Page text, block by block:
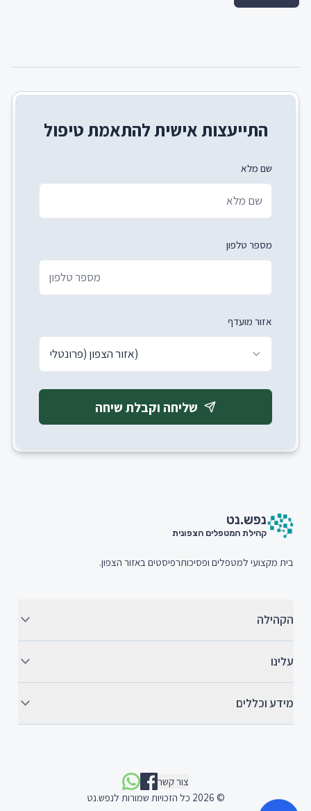
התייעצות אישית להתאמת טיפול
שם מלא
מספר טלפון
אזור מועדף
אזור הצפון (פרונטלי)
שליחה וקבלת שיחה
נפש.נט
קהילת המטפלים הצפונית
בית מקצועי למטפלים ופסיכותרפיסטים באזור הצפון.
הקהילה
עלינו
מידע וכללים
©
2026 כל הזכויות שמורות לנפש.נט
צור קשר